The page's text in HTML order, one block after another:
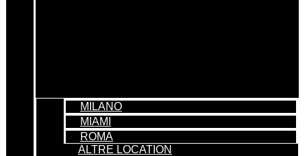
MILANO
MIAMI
ROMA
ALTRE LOCATION